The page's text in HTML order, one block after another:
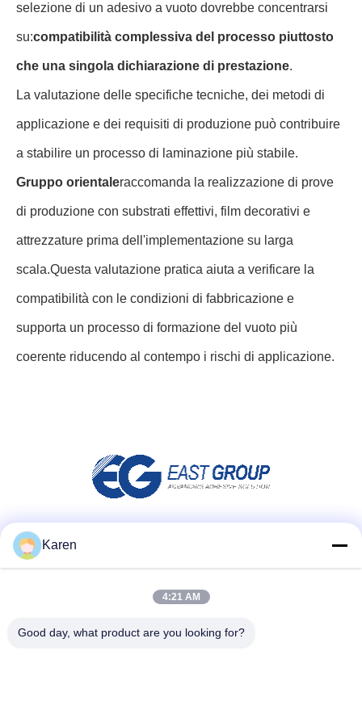
selezione di un adesivo a vuoto dovrebbe concentrarsi
su:compatibilità complessiva del processo piuttosto
che una singola dichiarazione di prestazione.
La valutazione delle specifiche tecniche, dei metodi di
applicazione e dei requisiti di produzione può contribuire
a stabilire un processo di laminazione più stabile.
Gruppo orientaleraccomanda la realizzazione di prove
di produzione con substrati effettivi, film decorativi e
attrezzature prima dell'implementazione su larga
scala.Questa valutazione pratica aiuta a verificare la
compatibilità con le condizioni di fabbricazione e
supporta un processo di formazione del vuoto più
coerente riducendo al contempo i rischi di applicazione.
Karen
4:21 AM
Good day, what product are you looking for?